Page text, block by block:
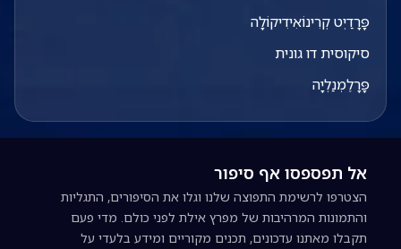
פָּרָדַיְט קְרִינוֹאִידִיקוֹלָה
סיקוסית דו גונית
פָּרָלֶמְנַלְיָה
אל תפספסו אף סיפור
הצטרפו לרשימת התפוצה שלנו וגלו את הסיפורים, התגליות
והתמונות המרהיבות של מפרץ אילת לפני כולם. מדי פעם
תקבלו מאתנו עדכונים, תכנים מקוריים ומידע בלעדי על